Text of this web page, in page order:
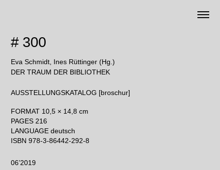
# 300
Eva Schmidt, Ines Rüttinger (Hg.)
DER TRAUM DER BIBLIOTHEK
AUSSTELLUNGSKATALOG [broschur]
FORMAT 10,5 × 14,8 cm
PAGES 216
LANGUAGE deutsch
ISBN 978-3-86442-292-8
06’2019